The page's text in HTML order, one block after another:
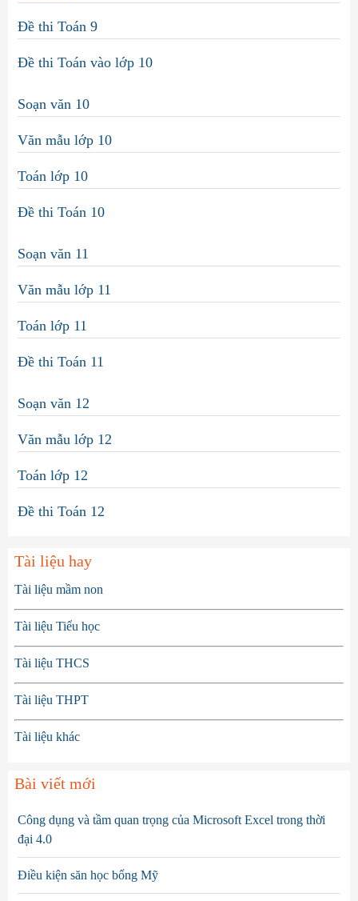
Đề thi Toán 9
Đề thi Toán vào lớp 10
Soạn văn 10
Văn mẫu lớp 10
Toán lớp 10
Đề thi Toán 10
Soạn văn 11
Văn mẫu lớp 11
Toán lớp 11
Đề thi Toán 11
Soạn văn 12
Văn mẫu lớp 12
Toán lớp 12
Đề thi Toán 12
Tài liệu hay
Tài liệu mầm non
Tài liệu Tiểu học
Tài liệu THCS
Tài liệu THPT
Tài liệu khác
Bài viết mới
Công dụng và tầm quan trọng của Microsoft Excel trong thời
đại 4.0
Điều kiện săn học bổng Mỹ